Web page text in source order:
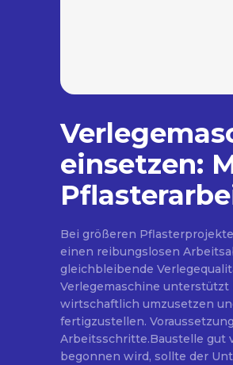
einsetzen:
Bei größeren
einen reibungslosen
gleichbleibende
Verlegemaschine
wirtschaftlich umzusetzen
fertigzustellen.
Arbeitsschritte.Baustelle gut
begonnen wird, sollte der